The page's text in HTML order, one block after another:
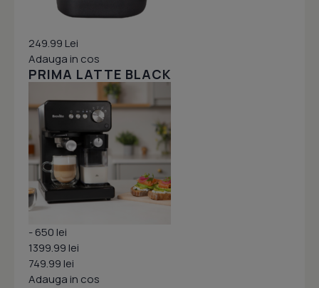
249.99 Lei
Adauga in cos
PRIMA LATTE BLACK
- 650 lei
1399.99 lei
749.99 lei
Adauga in cos